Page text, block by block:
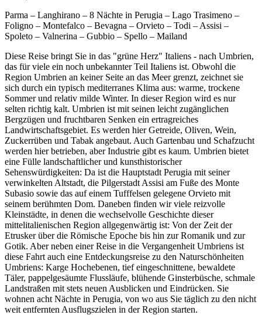
Parma – Langhirano – 8 Nächte in Perugia – Lago Trasimeno –
Foligno – Montefalco – Bevagna – Orvieto – Todi – Assisi –
Spoleto – Valnerina – Gubbio – Spello – Mailand
Diese Reise bringt Sie in das "grüne Herz" Italiens - nach Umbrien,
das für viele ein noch unbekannter Teil Italiens ist. Obwohl die
Region Umbrien an keiner Seite an das Meer grenzt, zeichnet sie
sich durch ein typisch mediterranes Klima aus: warme, trockene
Sommer und relativ milde Winter. In dieser Region wird es nur
selten richtig kalt. Umbrien ist mit seinen leicht zugänglichen
Bergzügen und fruchtbaren Senken ein ertragreiches
Landwirtschaftsgebiet. Es werden hier Getreide, Oliven, Wein,
Zuckerrüben und Tabak angebaut. Auch Gartenbau und Schafzucht
werden hier betrieben, aber Industrie gibt es kaum. Umbrien bietet
eine Fülle landschaftlicher und kunsthistorischer
Sehenswürdigkeiten: Da ist die Hauptstadt Perugia mit seiner
verwinkelten Altstadt, die Pilgerstadt Assisi am Fuße des Monte
Subasio sowie das auf einem Tufffelsen gelegene Orvieto mit
seinem berühmten Dom. Daneben finden wir viele reizvolle
Kleinstädte, in denen die wechselvolle Geschichte dieser
mittelitalienischen Region allgegenwärtig ist: Von der Zeit der
Etrusker über die Römische Epoche bis hin zur Romanik und zur
Gotik. Aber neben einer Reise in die Vergangenheit Umbriens ist
diese Fahrt auch eine Entdeckungsreise zu den Naturschönheiten
Umbriens: Karge Hochebenen, tief eingeschnittene, bewaldete
Täler, pappelgesäumte Flussläufe, blühende Ginsterbüsche, schmale
Landstraßen mit stets neuen Ausblicken und Eindrücken. Sie
wohnen acht Nächte in Perugia, von wo aus Sie täglich zu den nicht
weit entfernten Ausflugszielen in der Region starten.